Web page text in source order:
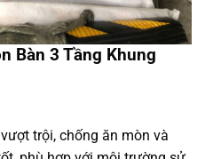
Bàn 3 Tầng Khung
trội, chống ăn mòn và